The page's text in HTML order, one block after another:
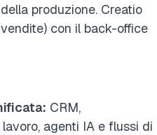
produzione. Creatio
con il back-office
CRM,
agenti IA e flussi di